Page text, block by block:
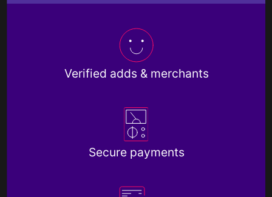
Verified adds & merchants
Secure payments